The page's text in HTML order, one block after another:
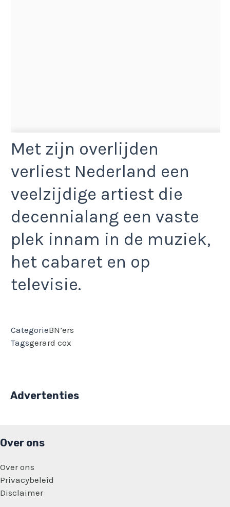
Met zijn overlijden
verliest Nederland een
veelzijdige artiest die
decennialang een vaste
plek innam in de muziek,
het cabaret en op
televisie.
CategorieBN’ers
Tagsgerard cox
Advertenties
Over ons
Over ons
Privacybeleid
Disclaimer